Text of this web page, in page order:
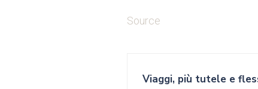
Source
Viaggi, più tutele e